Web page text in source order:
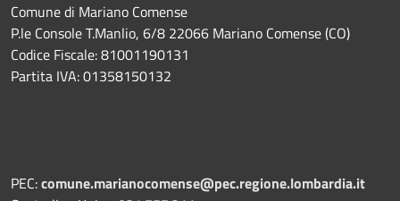
Comune di Mariano Comense
P.le Console T.Manlio, 6/8 22066 Mariano Comense (CO)
Codice Fiscale: 81001190131
Partita IVA: 01358150132
PEC:comune.marianocomense@pec.regione.lombardia.it